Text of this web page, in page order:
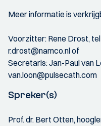
Meer informatie is
Voorzitter: Rene Drost,
r.drost@namco.nl of
Secretaris: Jan-Paul van
van.loon@pulsecath.com
Spreker(s)
Prof. dr. Bert Otten,